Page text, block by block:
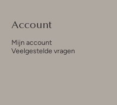
Account
Mijn account
Veelgestelde vragen